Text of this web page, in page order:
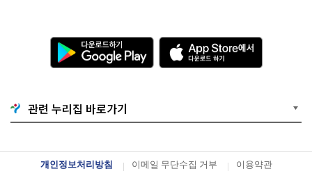
다
운
로
드
o
o
g
a
A
p
p
S
서
하
관련 누리집 바로가기
개인정보처리방침 이메일 무단수집 거부 이용약관